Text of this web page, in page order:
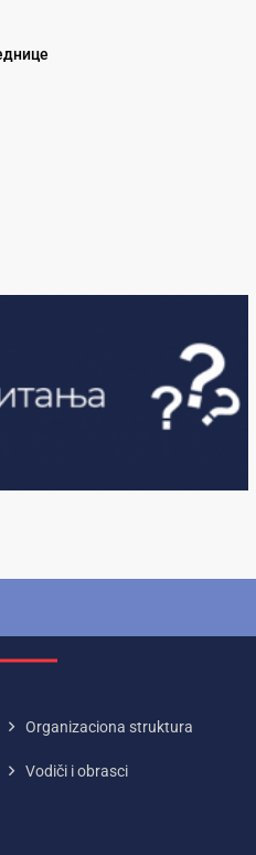
Organizaciona struktura
Vodiči i obrasci